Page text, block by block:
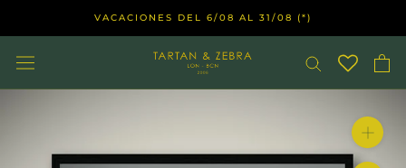
VACACIONES DEL 6/08 AL 31/08 (*)